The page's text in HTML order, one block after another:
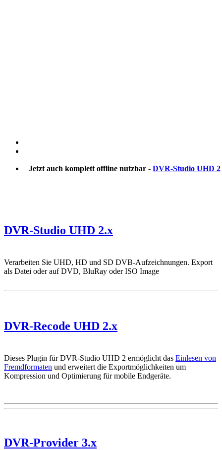
Jetzt auch komplett offline nutzbar - DVR-Studio UHD 2
DVR-Studio UHD 2.x
Verarbeiten Sie UHD, HD und SD DVB-Aufzeichnungen. Export
als Datei oder auf DVD, BluRay oder ISO Image
DVR-Recode UHD 2.x
Dieses Plugin für DVR-Studio UHD 2 ermöglicht das Einlesen von
Fremdformaten und erweitert die Exportmöglichkeiten um
Kompression und Optimierung für mobile Endgeräte.
DVR-Provider 3.x